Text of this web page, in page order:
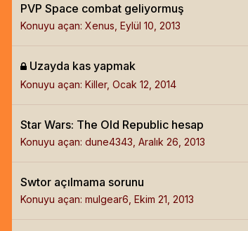
PVP Space combat geliyormuş
Konuyu açan: Xenus Eylül 10, 2013
Uzayda kas yapmak
Konuyu açan: Killer, Ocak 12, 2014
Star Wars: The Old Republic hesap
Konuyu açan: dune4343 Aralık 26, 2013
Swtor açılmama sorunu
Konuyu açan: mulgear6 Ekim 21, 2013